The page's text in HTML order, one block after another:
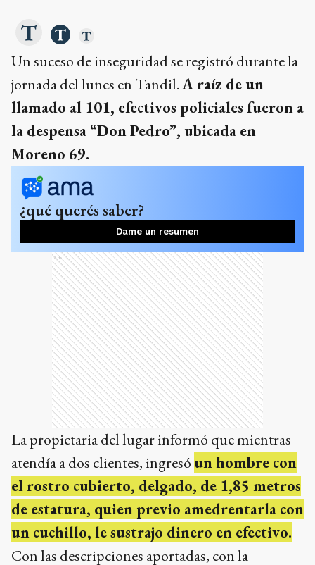
Un suceso de inseguridad se registró durante la
jornada del lunes en Tandil.A raíz de un
llamado al 101, efectivos policiales fueron a
la despensa “Don Pedro”, ubicada en
Moreno 69.
¿qué querés saber?
Dame un resumen
Ads
La propietaria del lugar informó que mientras
atendía a dos clientes, ingresó un hombre con
el rostro cubierto, delgado, de 1,85 metros
de estatura, quien previo amedrentarla con
un cuchillo, le sustrajo dinero en efectivo.
Con las descripciones aportadas, con la